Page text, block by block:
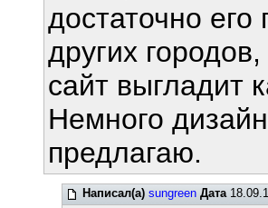
достаточно
других
сайт выгладит
Немного
предлагаю.
Написал(а) sungreen Дата